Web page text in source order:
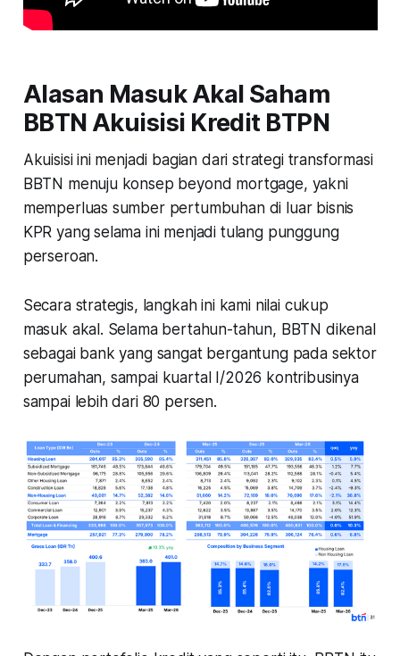
Alasan Masuk Akal Saham
BBTN Akuisisi Kredit BTPN
Akuisisi ini menjadi bagian dari strategi transformasi
BBTN menuju konsep beyond mortgage, yakni
memperluas sumber pertumbuhan di luar bisnis
KPR yang selama ini menjadi tulang punggung
perseroan.
Secara strategis, langkah ini kami nilai cukup
masuk akal. Selama bertahun-tahun, BBTN dikenal
sebagai bank yang sangat bergantung pada sektor
perumahan, sampai kuartal I/2026 kontribusinya
sampai lebih dari 80 persen.